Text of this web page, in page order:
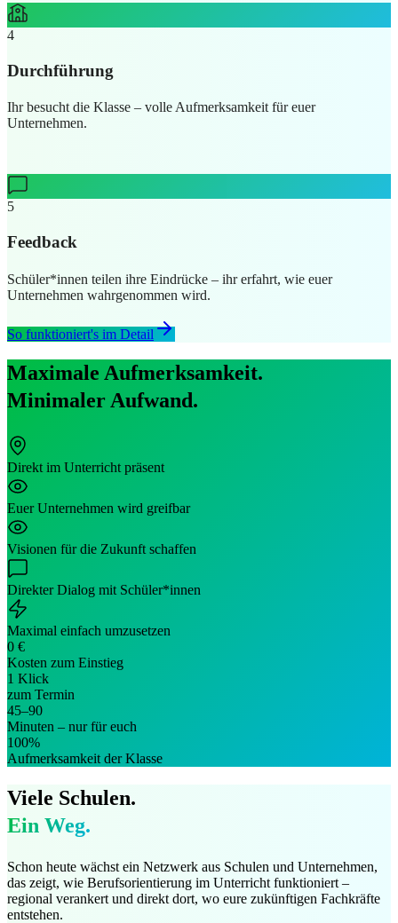
4
Durchführung
Ihr besucht die Klasse – volle Aufmerksamkeit für euer
Unternehmen.
5
Feedback
Schüler*innen teilen ihre Eindrücke – ihr erfahrt, wie euer
Unternehmen wahrgenommen wird.
So funktioniert's im Detail
Maximale Aufmerksamkeit.
MinimalerAufwand.
Direkt im Unterricht präsent
Euer Unternehmen wird greifbar
Visionen für die Zukunft schaffen
Direkter Dialog mit Schüler*innen
Maximal einfach umzusetzen
0 €
Kosten zum Einstieg
1 Klick
zum Termin
45–90
Minuten – nur für euch
100%
Aufmerksamkeit der Klasse
Viele Schulen.
Ein Weg.
Schon heute wächst ein Netzwerk aus Schulen und Unternehmen,
das zeigt, wie Berufsorientierung im Unterricht funktioniert –
regional verankert und direkt dort, wo eure zukünftigen Fachkräfte
entstehen.